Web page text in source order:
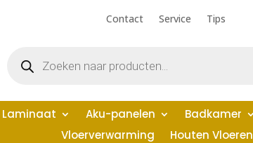
Contact Service Tips
zoeken
Laminaat Aku-panelen Badkamer
Vloerverwarming
Houten Vloeren